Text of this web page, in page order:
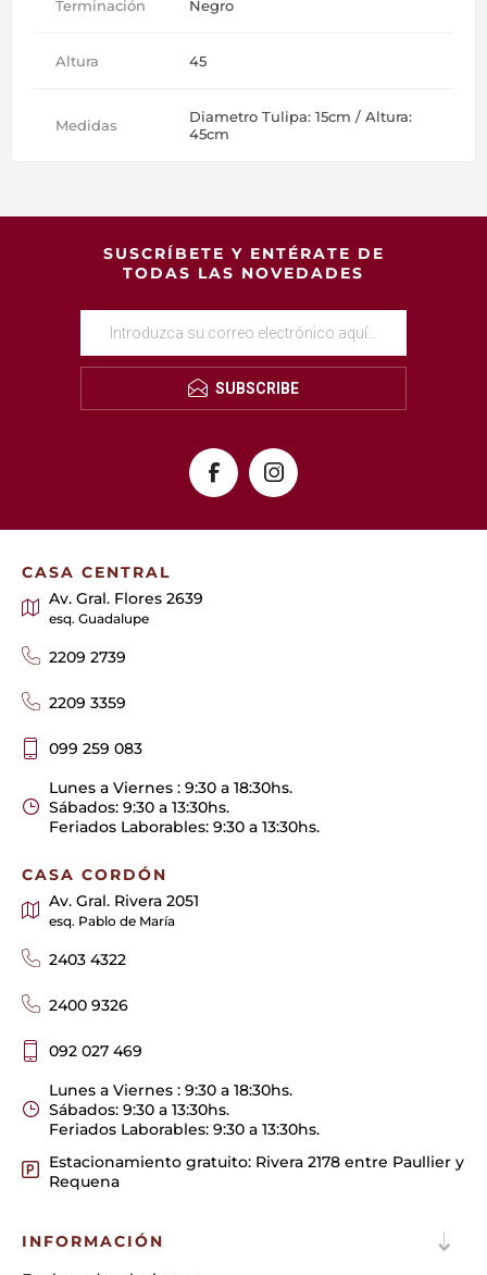
Terminación Negro
Altura 45
Medidas
Diametro Tulipa: 15cm / Altura:
45cm
SUSCRÍBETE Y ENTÉRATE DE
TODAS LAS NOVEDADES
SUBSCRIBE
CASA CENTRAL
Av. Gral. Flores 2639
esq. Guadalupe
2209 2739
2209 3359
099 259 083
Lunes a Viernes : 9:30 a 18:30hs.
Sábados: 9:30 a 13:30hs.
Feriados Laborables: 9:30 a 13:30hs.
CASA CORDÓN
Av. Gral. Rivera 2051
esq. Pablo de María
2403 4322
2400 9326
092 027 469
Lunes a Viernes : 9:30 a 18:30hs.
Sábados: 9:30 a 13:30hs.
Feriados Laborables: 9:30 a 13:30hs.
Estacionamiento gratuito: Rivera 2178 entre Paullier y
Requena
INFORMACIÓN